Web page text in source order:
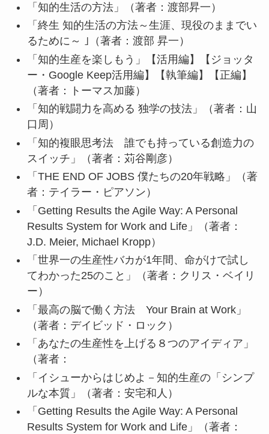
「知的生活の方法」（著者：渡部昇一）
「終生 知的生活の方法～生涯、現役のままでい
るために～ ｣（著者：渡部 昇一）
「知的生産を楽しもう」【活用編】【ジョッタ
ー・Google Keep活用編】【執筆編】【正編】
（著者：トーマス加藤）
「知的戦闘力を高める 独学の技法」（著者：山
口周）
「知的複眼思考法 誰でも持っている創造力の
スイッチ」（著者：苅谷剛彦）
「THE END OF JOBS 僕たちの20年戦略」（著
者：テイラー・ピアソン）
「Getting Results the Agile Way: A Personal
Results System for Work and Life」（著者：
J.D. Meier, Michael Kropp）
「世界一の生産性バカが1年間、命がけで試し
てわかった25のこと」（著者：クリス・ベイリ
ー）
「最高の脳で働く方法 Your Brain at Work」
（著者：デイビッド・ロック）
「あなたの生産性を上げる８つのアイディア」
（著者：
「イシューからはじめよ－知的生産の「シンプ
ルな本質」（著者：安宅和人）
「Getting Results the Agile Way: A Personal
Results System for Work and Life」（著者：